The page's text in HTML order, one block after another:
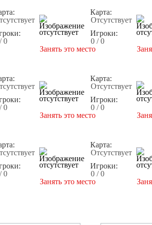
0
Карта:
Отсутствует
Игроки:
0 / 0
Занять это место
0
Карта:
Отсутствует
Игроки:
0 / 0
Занять это место
0
Карта:
Отсутствует
Игроки:
0 / 0
Занять это место